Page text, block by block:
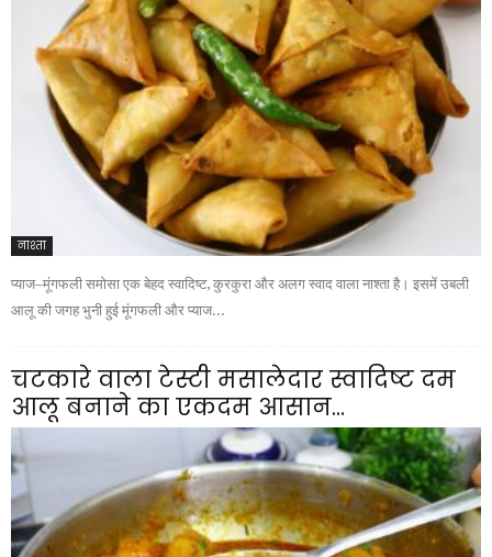
नाश्ता
प्याज–मूंगफली समोसा एक बेहद स्वादिष्ट, कुरकुरा और अलग स्वाद वाला नाश्ता है। इसमें उबली
आलू की जगह भुनी हुई मूंगफली और प्याज...
चटकारे वाला टेस्टी मसालेदार स्वादिष्ट दम
आलू बनाने का एकदम आसान...